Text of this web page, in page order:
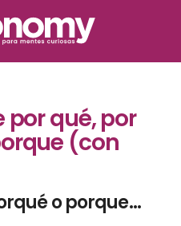
por qué, por
(con
o porque...